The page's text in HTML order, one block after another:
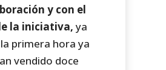
y con el
la iniciativa, ya
primera hora ya
vendido doce